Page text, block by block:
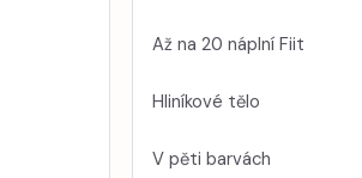
Až na 20 náplní Fiit
Hliníkové tělo
V pěti barvách